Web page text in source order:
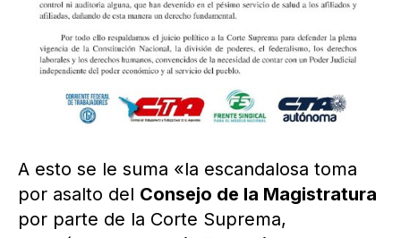
A esto se le suma «la escandalosa toma
por asalto del Consejo de la Magistratura
por parte de la Corte Suprema,